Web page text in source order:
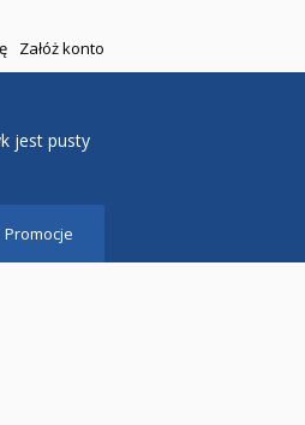
Załóż konto
jest pusty
Promocje